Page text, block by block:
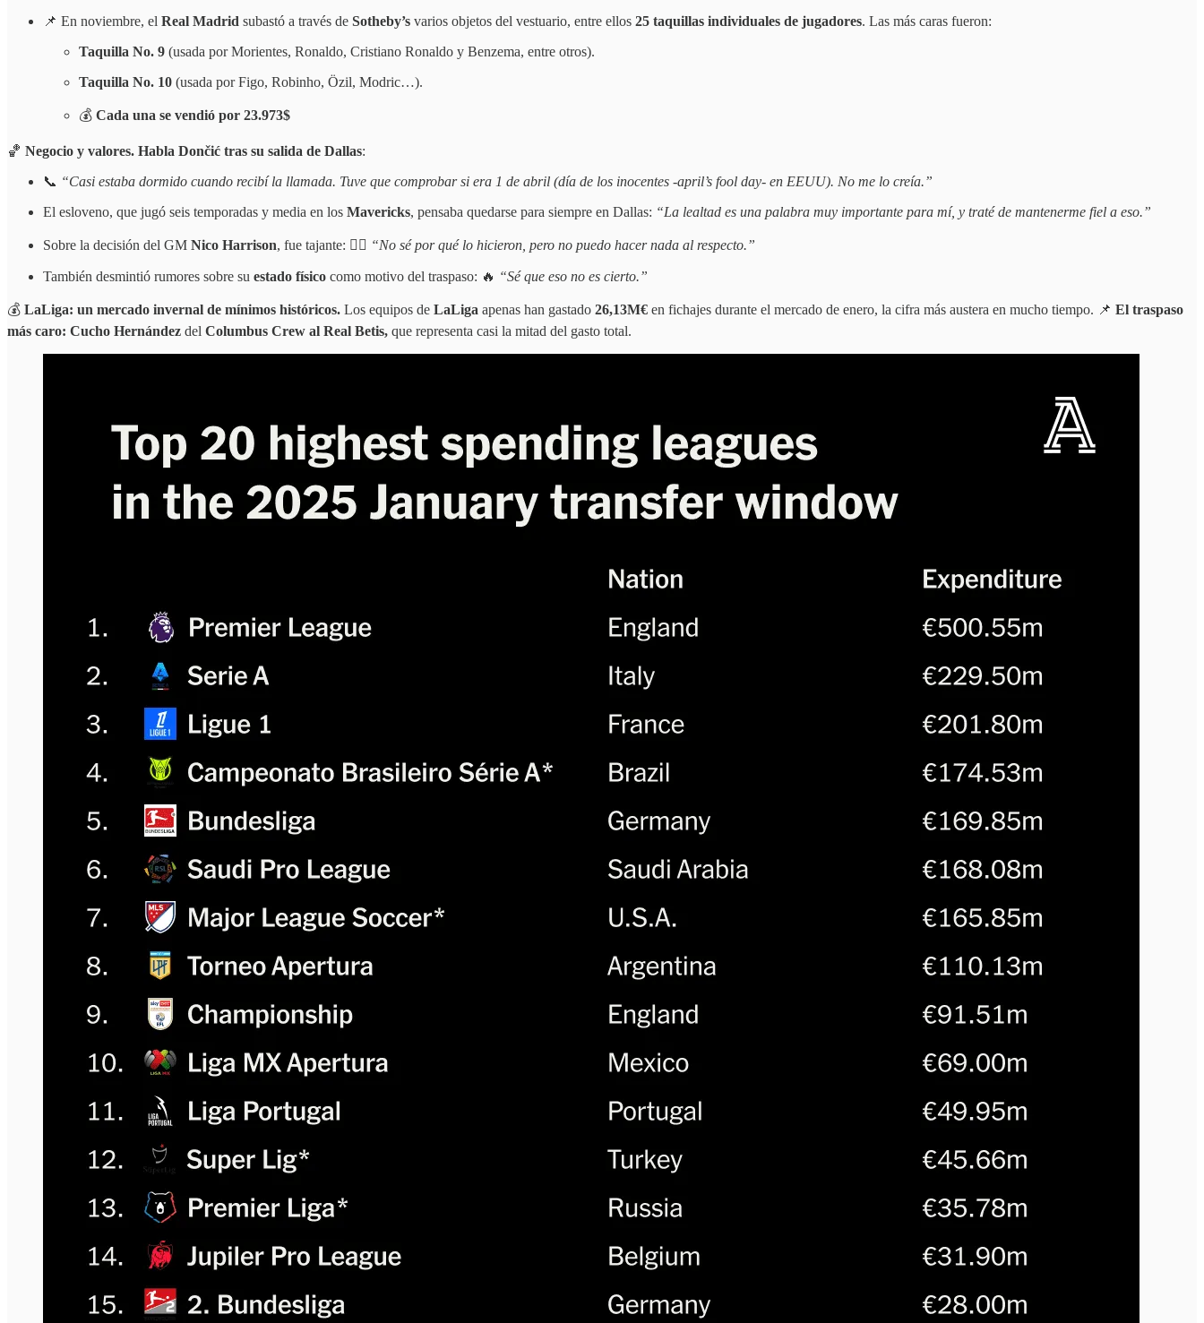
📌 En noviembre, el Real Madrid subastó a través de Sotheby’s varios objetos del vestuario, entre ellos 25 taquillas individuales de jugadores. Las más caras fueron:
Taquilla No. 9 (usada por Morientes, Ronaldo, Cristiano Ronaldo y Benzema, entre otros).
Taquilla No. 10 (usada por Figo, Robinho, Özil, Modric…).
💰 Cada una se vendió por 23.973$
🏀 Negocio y valores. Habla Dončić tras su salida de Dallas:
📞 “Casi estaba dormido cuando recibí la llamada. Tuve que comprobar si era 1 de abril (día de los inocentes -april’s fool day- en EEUU). No me lo creía.”
El esloveno, que jugó seis temporadas y media en los Mavericks, pensaba quedarse para siempre en Dallas: “La lealtad es una palabra muy importante para mí, y traté de mantenerme fiel a eso.”
Sobre la decisión del GM Nico Harrison, fue tajante: 🤷‍♂️ “No sé por qué lo hicieron, pero no puedo hacer nada al respecto.”
También desmintió rumores sobre su estado físico como motivo del traspaso: 🔥 “Sé que eso no es cierto.”
💰 LaLiga: un mercado invernal de mínimos históricos. Los equipos de LaLiga apenas han gastado 26,13M€ en fichajes durante el mercado de enero, la cifra más austera en mucho tiempo. 📌 El traspaso
más caro: Cucho Hernández del Columbus Crew al Real Betis, que representa casi la mitad del gasto total.